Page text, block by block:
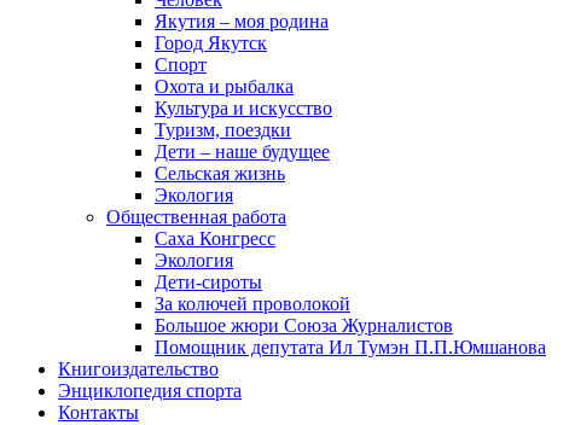
Якутия – моя родина
Город Якутск
Спорт
Охота и рыбалка
Культура и искусство
Туризм, поездки
Дети – наше будущее
Сельская жизнь
Экология
Общественная работа
Саха Конгресс
Экология
Дети-сироты
За колючей проволокой
Большое жюри Союза Журналистов
Помощник депутата Ил Тумэн П.П.Юмшанова
Книгоиздательство
Энциклопедия спорта
Контакты